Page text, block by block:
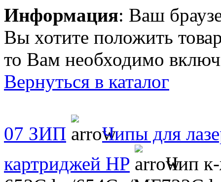
Информация: Ваш
Вы хотите положить
то Вам необходимо
Вернуться в каталог
07 ЗИП
Чипы для
картриджей HP
Чип к-